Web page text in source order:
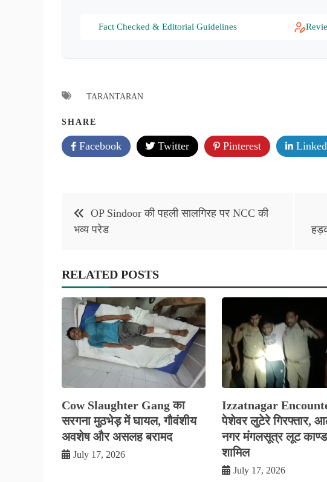
Fact Checked & Editorial Guidelines
TARANTARAN
SHARE
Facebook Twitter Pinterest
Post
navigation
OP Sindoor की पहली सालगिरह पर NCC की
भव्य परेड
RELATED POSTS
Cow Slaughter Gang का
सरगना मुठभेड़ में घायल, गौवंशीय
अवशेष और असलह बरामद
July 17, 2026
Izzatnagar
पेशेवर लुटेरे गिरफ्तार,
नगर मंगलसूत्र लूट
शामिल
July 17, 2026